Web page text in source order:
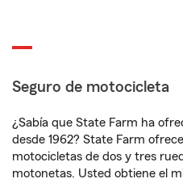
Seguro de motocicleta
¿Sabía que State Farm ha
desde 1962? State Farm
motocicletas de dos y tres
motonetas. Usted obtiene el